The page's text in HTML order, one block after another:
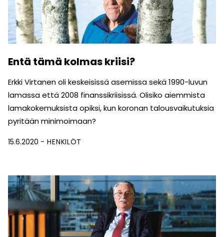
Entä tämä kolmas kriisi?
Erkki Virtanen oli keskeisissä asemissa sekä 1990-luvun
lamassa että 2008 finanssikriisissä. Olisiko aiemmista
lamakokemuksista opiksi, kun koronan talousvaikutuksia
pyritään minimoimaan?
15.6.2020 HENKILÖT